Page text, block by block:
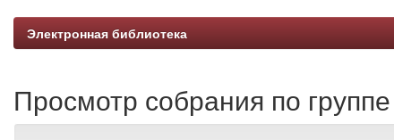
Электронная библиотека
Просмотр собрания по